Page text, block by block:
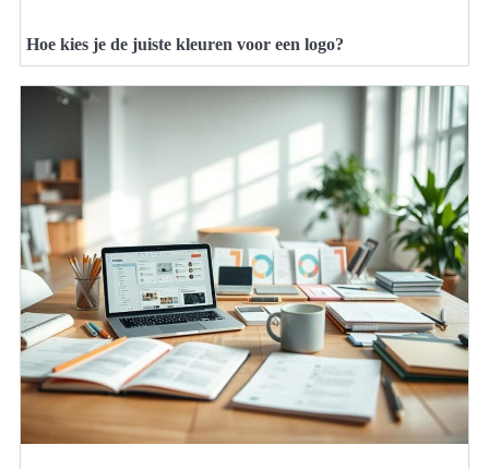
Hoe kies je de juiste kleuren voor een logo?